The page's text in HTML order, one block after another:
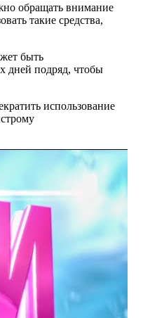
обращать внимание
такие средства,
быть
дней подряд, чтобы
использование